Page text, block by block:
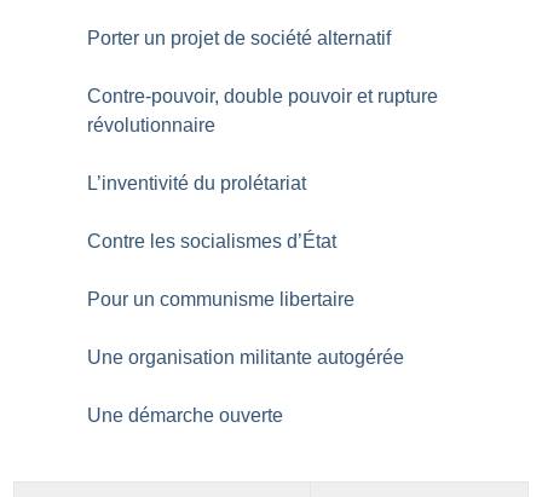
Porter un projet de société alternatif
Contre-pouvoir, double pouvoir et rupture
révolutionnaire
L’inventivité du prolétariat
Contre les socialismes d’État
Pour un communisme libertaire
Une organisation militante autogérée
Une démarche ouverte